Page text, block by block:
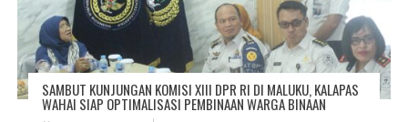
SAMBUT KUNJUNGAN KOMISI XIII DPR RI DI MALUKU, KALAPAS
WAHAI SIAP OPTIMALISASI PEMBINAAN WARGA BINAAN